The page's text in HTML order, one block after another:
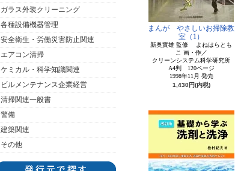
ガラス外装クリーニング
各種設備機器管理
安全衛生・労働災害防止関連
エアコン清掃
ケミカル・科学知識関連
ビルメンテナンス企業経営
清掃関連一般書
警備
建築関連
その他
まんが やさしいお掃除教
室（1）
新奥實雄 監修 よねはらとも
こ 画・作／
クリーンシステム科学研究所
A4判 120ページ
1998年11月 発売
1,430円(内税)